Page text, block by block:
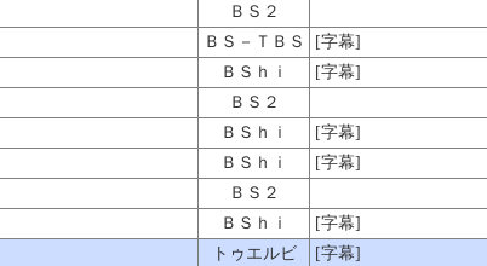
ＢＳ２
ＢＳ－ＴＢＳ
[字幕]
ＢＳｈｉ
[字幕]
ＢＳ２
ＢＳｈｉ
[字幕]
ＢＳｈｉ
[字幕]
ＢＳ２
ＢＳｈｉ
[字幕]
トゥエルビ
[字幕]